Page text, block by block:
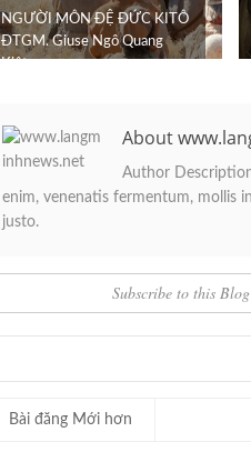
NGƯỜI MÔN ĐỆ ĐỨC KITÔ
ĐTGM. Giuse Ngô Quang
Kiệt
About
Author
enim, venenatis fermentum, mollis
justo.
Subscribe to this
Bài đăng Mới hơn